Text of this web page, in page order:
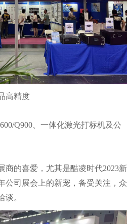
高精度
Q900、一体化激光打标机及公
商的喜爱，尤其是酷凌时代2023新
公司展会上的新宠，备受关注，众
谈。